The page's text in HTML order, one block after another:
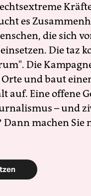
es
die sich
Die taz
Die
und baut
auf. Eine offene
– und
Dann machen